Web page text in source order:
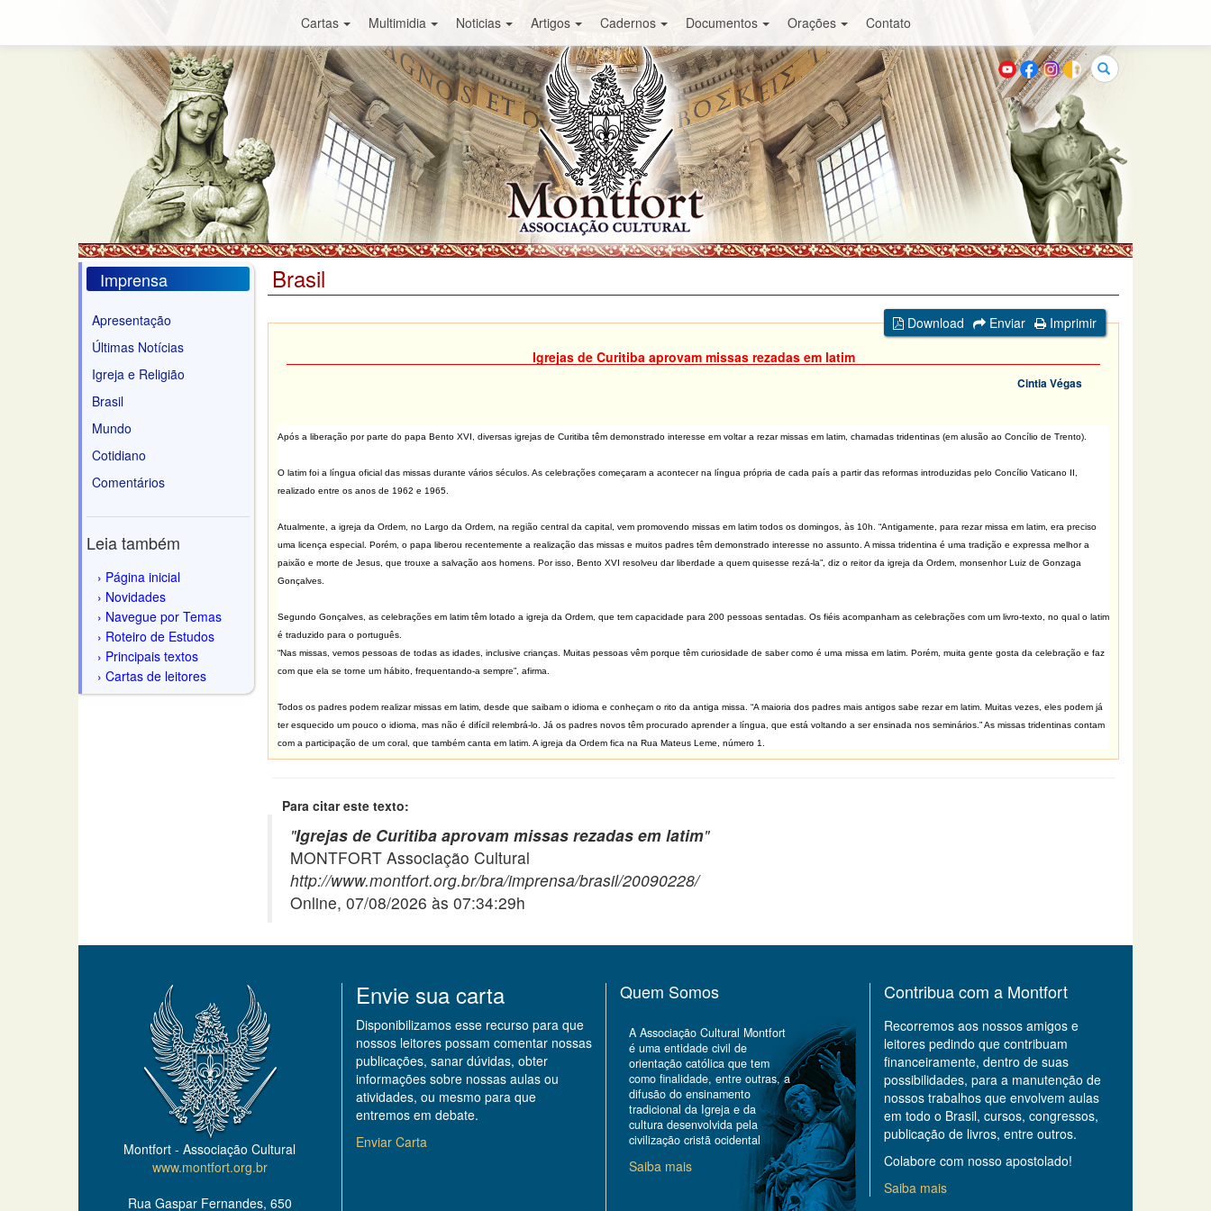
Cartas Multimidia Noticias Artigos Cadernos Documentos Orações Contato
Buscar
Imprensa
Apresentação
Últimas Notícias
Igreja e Religião
Brasil
Mundo
Cotidiano
Comentários
Leia também
Página inicial
Novidades
Navegue por Temas
Roteiro de Estudos
Principais textos
Cartas de leitores
Brasil
Download Enviar
Imprimir
Igrejas de Curitiba aprovam missas rezadas em latim
Cintia Végas
Após a liberação por parte do papa Bento XVI, diversas igrejas de Curitiba têm demonstrado interesse em voltar a rezar missas em latim, chamadas tridentinas (em alusão ao Concílio de Trento).
O latim foi a língua oficial das missas durante vários séculos. As celebrações começaram a acontecer na língua própria de cada país a partir das reformas introduzidas pelo Concílio Vaticano II,
realizado entre os anos de 1962 e 1965.
Atualmente, a igreja da Ordem, no Largo da Ordem, na região central da capital, vem promovendo missas em latim todos os domingos, às 10h. “Antigamente, para rezar missa em latim, era preciso
uma licença especial. Porém, o papa liberou recentemente a realização das missas e muitos padres têm demonstrado interesse no assunto. A missa tridentina é uma tradição e expressa melhor a
paixão e morte de Jesus, que trouxe a salvação aos homens. Por isso, Bento XVI resolveu dar liberdade a quem quisesse rezá-la”, diz o reitor da igreja da Ordem, monsenhor Luiz de Gonzaga
Gonçalves.
Segundo Gonçalves, as celebrações em latim têm lotado a igreja da Ordem, que tem capacidade para 200 pessoas sentadas. Os fiéis acompanham as celebrações com um livro-texto, no qual o latim
é traduzido para o português.
“Nas missas, vemos pessoas de todas as idades, inclusive crianças. Muitas pessoas vêm porque têm curiosidade de saber como é uma missa em latim. Porém, muita gente gosta da celebração e faz
com que ela se torne um hábito, frequentando-a sempre”, afirma.
Todos os padres podem realizar missas em latim, desde que saibam o idioma e conheçam o rito da antiga missa. “A maioria dos padres mais antigos sabe rezar em latim. Muitas vezes, eles podem já
ter esquecido um pouco o idioma, mas não é difícil relembrá-lo. Já os padres novos têm procurado aprender a língua, que está voltando a ser ensinada nos seminários.” As missas tridentinas contam
com a participação de um coral, que também canta em latim. A igreja da Ordem fica na Rua Mateus Leme, número 1.
Para citar este texto:
"Igrejas de Curitiba aprovam missas rezadas em latim"
MONTFORT Associação Cultural
http://www.montfort.org.br/bra/imprensa/brasil/20090228/
Online, 07/08/2026 às 07:34:29h
Montfort - Associação Cultural
www.montfort.org.br
Rua Gaspar Fernandes, 650
Envie sua carta
Disponibilizamos esse recurso para que
nossos leitores possam comentar nossas
publicações, sanar dúvidas, obter
informações sobre nossas aulas ou
atividades, ou mesmo para que
entremos em debate.
Enviar Carta
Quem Somos
A Associação Cultural Montfort
é uma entidade civil de
orientação católica que tem
como finalidade, entre outras, a
difusão do ensinamento
tradicional da Igreja e da
cultura desenvolvida pela
civilização cristã ocidental
Saiba mais
Contribua com a Montfort
Recorremos aos nossos amigos e
leitores pedindo que contribuam
financeiramente, dentro de suas
possibilidades, para a manutenção de
nossos trabalhos que envolvem aulas
em todo o Brasil, cursos, congressos,
publicação de livros, entre outros.
Colabore com nosso apostolado!
Saiba mais